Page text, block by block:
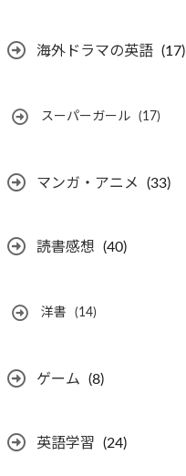
海外ドラマの英語 (17)
スーパーガール (17)
マンガ・アニメ (33)
読書感想 (40)
洋書 (14)
ゲーム (8)
英語学習 (24)